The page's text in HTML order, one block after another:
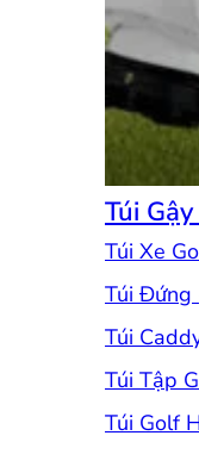
Túi
Túi Xe
Túi Đứng
Túi
Túi Tập
Túi Golf